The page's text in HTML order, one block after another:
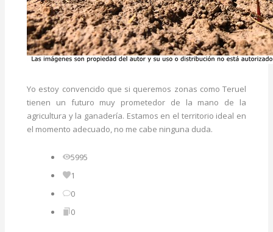
Yo estoy convencido que si queremos zonas como Teruel
tienen un futuro muy prometedor de la mano de la
agricultura y la ganadería. Estamos en el territorio ideal en
el momento adecuado, no me cabe ninguna duda.
5995
1
0
0